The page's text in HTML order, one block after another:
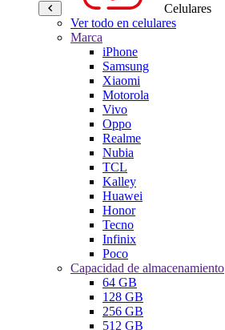
Celulares
Ver todo en celulares
Marca
iPhone
Samsung
Xiaomi
Motorola
Vivo
Oppo
Realme
Nubia
TCL
Kalley
Huawei
Honor
Tecno
Infinix
Poco
Capacidad de almacenamiento
64 GB
128 GB
256 GB
512 GB